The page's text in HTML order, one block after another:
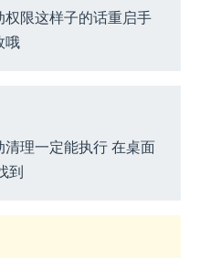
限这样子的话重启手
哦
理一定能执行 在桌面
到